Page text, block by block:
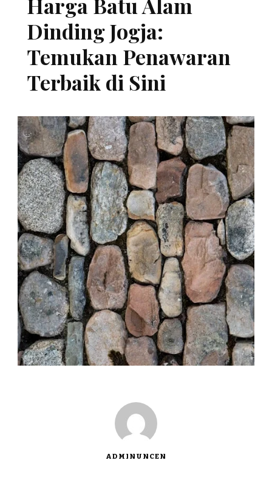
Dinding Jogja:
Temukan Penawaran
Terbaik di Sini
ADMINUNCEN